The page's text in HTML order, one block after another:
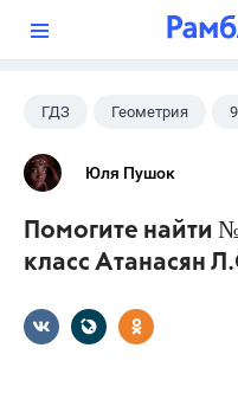
ГДЗ Геометрия
Юля Пушок
Помогите найти
класс Атанасян